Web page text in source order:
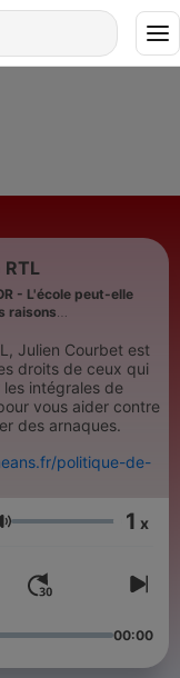
- L'école peut-elle
raisons
Julien Courbet est
droits de ceux qui
intégrales de
vous aider contre
des arnaques.
politique-de-
Volume 1 x
00:00